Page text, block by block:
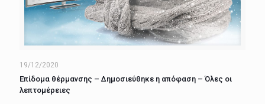
19/12/2020
Επίδομα θέρμανσης – Δημοσιεύθηκε η απόφαση – Όλες οι
λεπτομέρειες